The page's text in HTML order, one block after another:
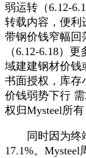
弱运转（6.12-
转载内容，便利
带钢价钱窄幅回
（6.12-6.18）
域建建钢材价钱
书面授权，库存
价钱弱势下行
权归Mysteel所有
同时因为终端
17.1%。